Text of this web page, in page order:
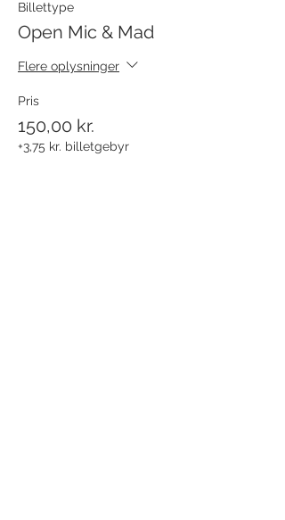
Billettype
Open Mic & Mad
Flere oplysninger
Pris
150,00 kr.
+3,75 kr. billetgebyr